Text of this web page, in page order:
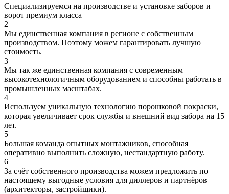
Специализируемся на производстве и установке заборов и
ворот премиум класса
2
Мы единственная компания в регионе с собственным
производством. Поэтому можем гарантировать лучшую
стоимость.
3
Мы так же единственная компания с современным
высокотехнологичным оборудованием и способны работать в
промышленных масштабах.
4
Используем уникальную технологию порошковой покраски,
которая увеличивает срок службы и внешний вид забора на 15
лет.
5
Большая команда опытных монтажников, способная
оперативно выполнить сложную, нестандартную работу.
6
За счёт собственного производства можем предложить по
настоящему выгодные условия для диллеров и партнёров
(архитекторы, застройщики).